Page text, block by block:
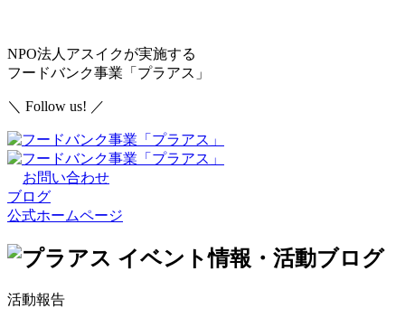
NPO法人アスイクが実施する
フードバンク事業「プラアス」
＼ Follow us! ／
お問い合わせ
ブログ
公式ホームページ
イベント情報・活動ブログ
活動報告